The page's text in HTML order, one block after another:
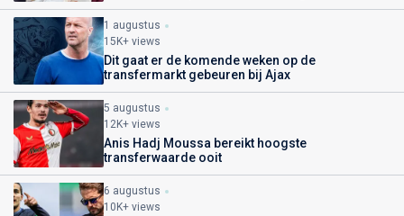
1 augustus
15K+ views
Dit gaat er de komende weken op de
transfermarkt gebeuren bij Ajax
5 augustus
12K+ views
Anis Hadj Moussa bereikt hoogste
transferwaarde ooit
6 augustus
10K+ views